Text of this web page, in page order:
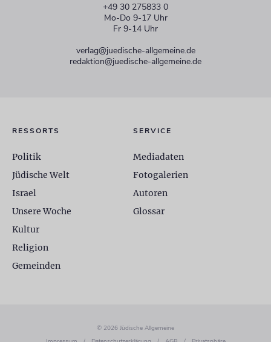
+49 30 275833 0
Mo-Do 9-17 Uhr
Fr 9-14 Uhr
verlag@juedische-allgemeine.de
redaktion@juedische-allgemeine.de
RESSORTS
Politik
Jüdische Welt
Israel
Unsere Woche
Kultur
Religion
Gemeinden
SERVICE
Mediadaten
Fotogalerien
Autoren
Glossar
© 2026 Jüdische Allgemeine